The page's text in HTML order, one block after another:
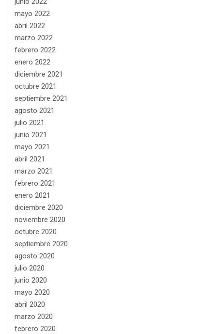
mayo 2022
abril 2022
marzo 2022
febrero 2022
enero 2022
diciembre 2021
octubre 2021
septiembre 2021
agosto 2021
julio 2021
junio 2021
mayo 2021
abril 2021
marzo 2021
febrero 2021
enero 2021
diciembre 2020
noviembre 2020
octubre 2020
septiembre 2020
agosto 2020
julio 2020
junio 2020
mayo 2020
abril 2020
marzo 2020
febrero 2020